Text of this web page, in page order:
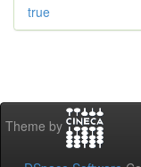
true
Theme by